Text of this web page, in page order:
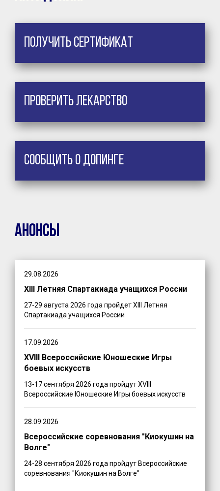
Получить сертификат
Проверить лекарство
Сообщить о допинге
Анонсы
29.08.2026
XIII Летняя Спартакиада учащихся России
27-29 августа 2026 года пройдет XIII Летняя
Спартакиада учащихся России
17.09.2026
XVIII Всероссийские Юношеские Игры
боевых искусств
13-17 сентября 2026 года пройдут XVIII
Всероссийские Юношеские Игры боевых искусств
28.09.2026
Всероссийские соревнования "Киокушин на
Волге"
24-28 сентября 2026 года пройдут Всероссийские
соревнования "Киокушин на Волге"